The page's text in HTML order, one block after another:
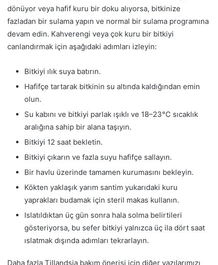
dönüyor veya hafif kuru bir doku alıyorsa, bitkinize
fazladan bir sulama yapın ve normal bir sulama programına
devam edin. Kahverengi veya çok kuru bir bitkiyi
canlandırmak için aşağıdaki adımları izleyin:
Bitkiyi ılık suya batırın.
Hafifçe tartarak bitkinin su altında kaldığından emin
olun.
Su kabını ve bitkiyi parlak ışıklı ve 18–23°C sıcaklık
aralığına sahip bir alana taşıyın.
Bitkiyi 12 saat bekletin.
Bitkiyi çıkarın ve fazla suyu hafifçe sallayın.
Bir havlu üzerinde tamamen kurumasını bekleyin.
Kökten yaklaşık yarım santim yukarıdaki kuru
yaprakları budamak için steril makas kullanın.
Islatıldıktan üç gün sonra hala solma belirtileri
gösteriyorsa, bu sefer bitkiyi yalnızca üç ila dört saat
ıslatmak dışında adımları tekrarlayın.
Daha fazla Tillandsia bakım önerisi için diğer yazılarımızı